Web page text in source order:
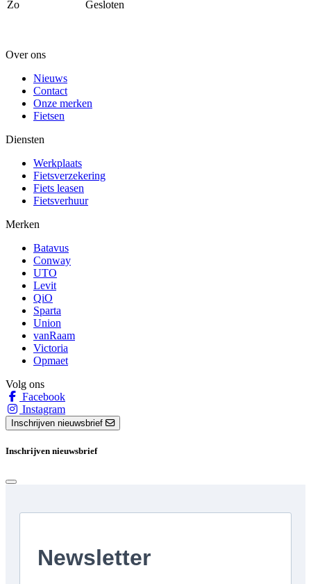
Zo
Gesloten
Over ons
Nieuws
Contact
Onze merken
Fietsen
Diensten
Werkplaats
Fietsverzekering
Fiets leasen
Fietsverhuur
Merken
Batavus
Conway
UTO
Levit
QiO
Sparta
Union
vanRaam
Victoria
Opmaet
Volg ons
Facebook
Instagram
Inschrijven nieuwsbrief
Inschrijven nieuwsbrief